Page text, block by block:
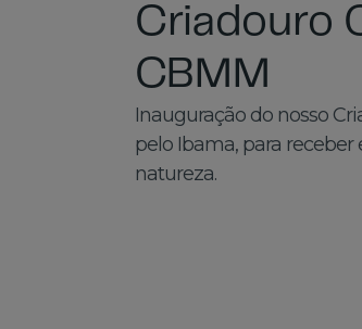
Criadouro
CBMM
Inauguração do nosso
pelo Ibama, para receber
natureza.